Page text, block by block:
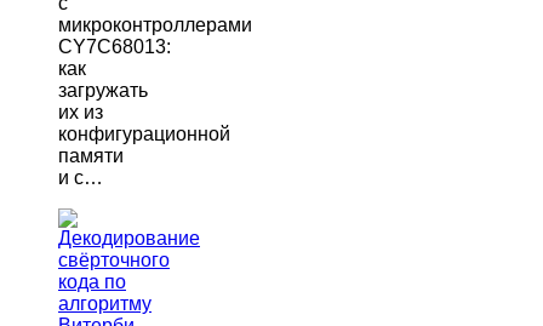
микроконтроллерами
CY7C68013:
как
загружать
их из
конфигурационной
памяти
и с…